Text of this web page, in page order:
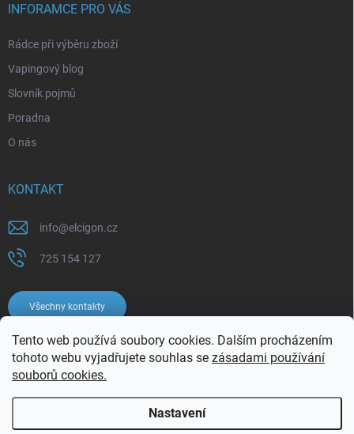
Tento web používá soubory cookies. Dalším procházením
tohoto webu vyjadřujete souhlas se zásadami používání
souborů cookies.
Nastavení
INFORAMCE PRO VÁS
Rádce při výběru zboží
Vapingový blog
Slovník pojmů
Poradna
O nás
KONTAKT
info@elcigon.cz
725 154 127
Všechny kontakty
Copyright 2026Elcigon.cz. Všechna práva vyhrazena.Upravit nastavení